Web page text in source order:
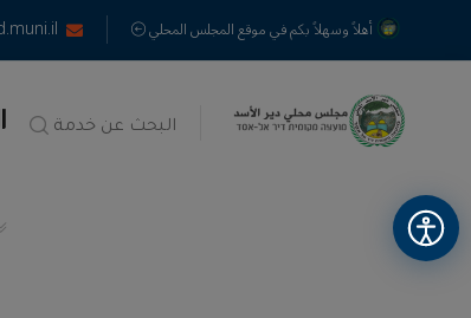
أهلاً وسهلاً بكم في موقع المجلس المحلي
البحث عن خدمة